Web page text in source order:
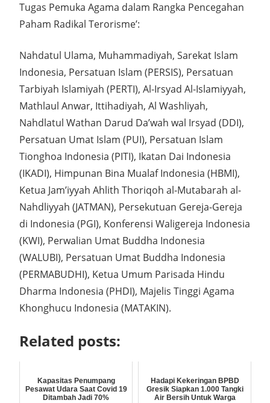
Tugas Pemuka Agama dalam Rangka Pencegahan
Paham Radikal Terorisme’:
Nahdatul Ulama, Muhammadiyah, Sarekat Islam
Indonesia, Persatuan Islam (PERSIS), Persatuan
Tarbiyah Islamiyah (PERTI), Al-Irsyad Al-Islamiyyah,
Mathlaul Anwar, Ittihadiyah, Al Washliyah,
Nahdlatul Wathan Darud Da’wah wal Irsyad (DDI),
Persatuan Umat Islam (PUI), Persatuan Islam
Tionghoa Indonesia (PITI), Ikatan Dai Indonesia
(IKADI), Himpunan Bina Mualaf Indonesia (HBMI),
Ketua Jam’iyyah Ahlith Thoriqoh al-Mutabarah al-
Nahdliyyah (JATMAN), Persekutuan Gereja-Gereja
di Indonesia (PGI), Konferensi Waligereja Indonesia
(KWI), Perwalian Umat Buddha Indonesia
(WALUBI), Persatuan Umat Buddha Indonesia
(PERMABUDHI), Ketua Umum Parisada Hindu
Dharma Indonesia (PHDI), Majelis Tinggi Agama
Khonghucu Indonesia (MATAKIN).
Related posts:
Kapasitas Penumpang
Pesawat Udara Saat Covid 19
Ditambah Jadi 70%
Hadapi Kekeringan BPBD
Gresik Siapkan 1.000 Tangki
Air Bersih Untuk Warga